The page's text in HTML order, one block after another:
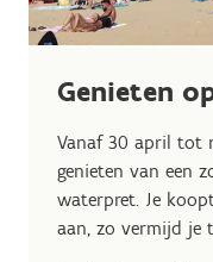
Genieten
Vanaf 30 april tot
genieten van een
waterpret. Je
aan, zo vermijd je